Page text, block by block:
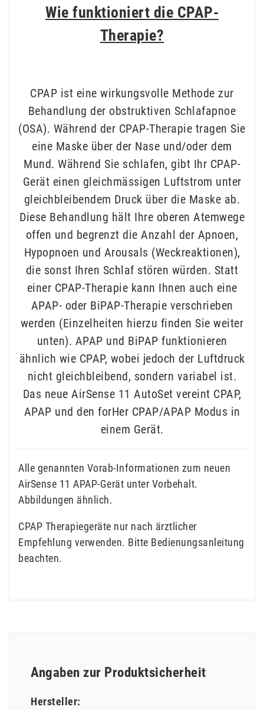
Wie funktioniert die CPAP-
Therapie?
CPAP ist eine wirkungsvolle Methode zur
Behandlung der obstruktiven Schlafapnoe
(OSA). Während der CPAP-Therapie tragen Sie
eine Maske über der Nase und/oder dem
Mund. Während Sie schlafen, gibt Ihr CPAP-
Gerät einen gleichmässigen Luftstrom unter
gleichbleibendem Druck über die Maske ab.
Diese Behandlung hält Ihre oberen Atemwege
offen und begrenzt die Anzahl der Apnoen,
Hypopnoen und Arousals (Weckreaktionen),
die sonst Ihren Schlaf stören würden. Statt
einer CPAP-Therapie kann Ihnen auch eine
APAP- oder BiPAP-Therapie verschrieben
werden (Einzelheiten hierzu finden Sie weiter
unten). APAP und BiPAP funktionieren
ähnlich wie CPAP, wobei jedoch der Luftdruck
nicht gleichbleibend, sondern variabel ist.
Das neue AirSense 11 AutoSet vereint CPAP,
APAP und den forHer CPAP/APAP Modus in
einem Gerät.
Alle genannten Vorab-Informationen zum neuen
AirSense 11 APAP-Gerät unter Vorbehalt.
Abbildungen ähnlich.
CPAP Therapiegeräte nur nach ärztlicher
Empfehlung verwenden. Bitte Bedienungsanleitung
beachten.
Angaben zur Produktsicherheit
Hersteller: